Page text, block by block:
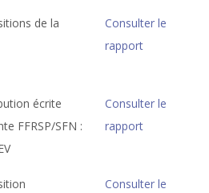
de la
Consulter le
rapport
écrite
FFRSP/SFN :
Consulter le
rapport
Consulter le